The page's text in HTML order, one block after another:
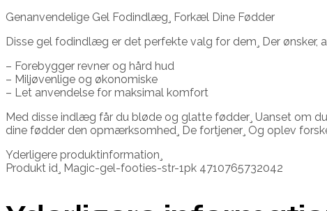
Genanvendelige Gel Fodindlæg¸ Forkæl Dine Fødder
Disse gel fodindlæg er det perfekte valg for dem¸ Der ønsker,
– Forebygger revner og hård hud
– Miljøvenlige og økonomiske
– Let anvendelse for maksimal komfort
Med disse indlæg får du bløde og glatte fødder¸ Uanset om
dine fødder den opmærksomhed¸ De fortjener¸ Og oplev
Yderligere produktinformation¸
Produkt id¸ Magic-gel-footies-str-1pk 4710765732042